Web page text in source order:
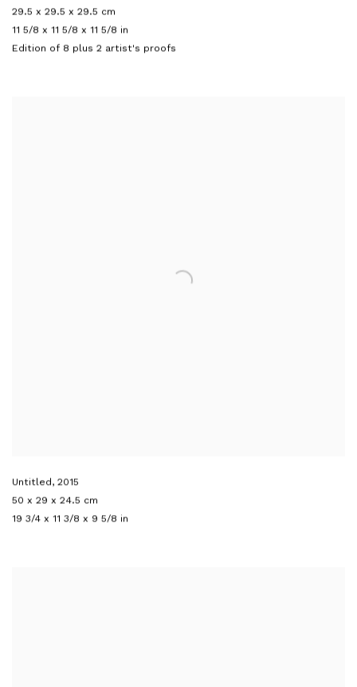
29.5 x 29.5 x 29.5 cm
11 5/8 x 11 5/8 x 11 5/8 in
Edition of 8 plus 2 artist's proofs
Untitled, 2015
50 x 29 x 24.5 cm
19 3/4 x 11 3/8 x 9 5/8 in